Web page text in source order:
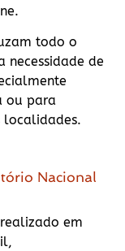
todo o
necessidade de
ou para
localidades.
Nacional
em